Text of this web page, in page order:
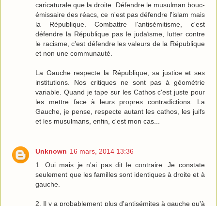
caricaturale que la droite. Défendre le musulman bouc-
émissaire des réacs, ce n'est pas défendre l'islam mais
la République. Combattre l'antisémitisme, c'est
défendre la République pas le judaïsme, lutter contre
le racisme, c'est défendre les valeurs de la République
et non une communauté.
La Gauche respecte la République, sa justice et ses
institutions. Nos critiques ne sont pas à géométrie
variable. Quand je tape sur les Cathos c'est juste pour
les mettre face à leurs propres contradictions. La
Gauche, je pense, respecte autant les cathos, les juifs
et les musulmans, enfin, c'est mon cas...
Unknown 16 mars, 2014 13:36
1. Oui mais je n'ai pas dit le contraire. Je constate
seulement que les familles sont identiques à droite et à
gauche.
2. Il y a probablement plus d'antisémites à gauche qu'à